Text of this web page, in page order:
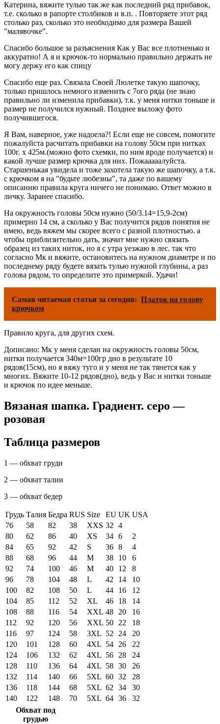
Катерина, вяжите тулью так же как последний ряд прибавок,
т.е. сколько в рапорте столбиков и в.п. . Повторяете этот ряд
столько раз, сколько это необходимо для размера Вашей
"малявочке".
Спасибо большое за разъяснения Как у Вас все плотненько и
аккуратно! А я и крючок-то нормально правильно держать не
могу держу его как спицу
Спасибо еще раз. Связала Своей Люлетке такую шапочку,
только пришлось немного изменить с 7ого ряда (не знаю
правильно ли изменила прибавки), т.к. у меня нитки тоньше и
размер не получился нужный. Позднее выложу фото
получившегося.
Я Вам, наверное, уже надоела?! Если еще не совсем, помогите
пожалуйста расчитать прибавки на голову 50см при нитках
100г. х 425м.(можно фото схемки, по ним вроде получается) и
какой лучше размер крючка для них. Пожааааалуйста.
Старшенькая увидела и тоже захотела такую же шапочку, а т.к.
с крючком я на "будьте любезны", та даже по вашему
описанию правила круга ничего не понимаю. Ответ можно в
личку. Заранее спасибо.
На окружность головы 50см нужно (50/3.14=15,9-2см)
примерно 14 см, а сколько у Вас получится рядов понятия не
имею, ведь вяжем мы скорее всего с разной плотностью. а
чтобы приблизительно дать, значит мне нужно связать
образец из таких ниток, но я с утра уезжаю в лес. так что
согласно Мк и вяжите, остановитесь на нужном диаметре и по
последнему ряду будете вязать тулью нужной глубины, а раз
голова рядом, то определите это примеркой. Удачи!
Самая читаемая статья за сегодня: Платок на голову
крючком
Правило круга, для других схем.
Дописано: Мк у меня сделан на окружность головы 50см,
нитки получается 340м=100гр дно в результате 10
рядов(15см), но я вяжу туго и у меня не так тянется как у
многих. Вяжите 10-12 рядов(дно), ведь у Вас и нитки тоньше
и крючок по идее меньше.
Вязаная шапка. Градиент. серо —
розовая
Таблица размеров
1 — обхват груди
2 — обхват талии
3 — обхват бедер
Грудь Талия Бедра RUS Size EU UK USA
76
58 82 38 XXS 32
4
80
62 86 40 XS 34 6
2
84
65 92 42 S 36 8
4
88
68 96 44 M 38 10
6
92
74 100 46 M 40 12
8
96
78 104 48 L 42 14
10
100
82 108 50 L 44 16
12
104
85 112 52 XL 46 18
14
108
88 116 54 XXL 48 20
16
112
92 120 56 XXL 50 22
18
116
97 124 58 3XL 52 24
20
120
101 128 60 4XL 54 26
22
124
106 132 62 4XL 56 28
24
128
110 136 64 4XL 58 30
26
132
114 140 66 5XL 60 32
28
136
118 144 68 5XL 62 34
30
140
122 148 70 5XL 64 36
32
Обхват под
грудью